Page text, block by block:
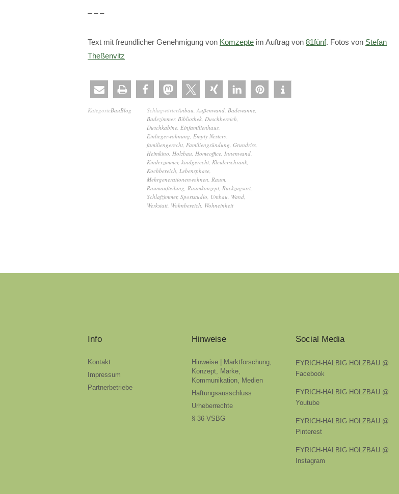
– – –
Text mit freundlicher Genehmigung von Komzepte im Auftrag von 81fünf. Fotos von Stefan
Theßenvitz
KategorieBauBlog SchlagwörterAnbau Außenwand Badewanne
Badezimmer, Bibliothek Duschbereich
Duschkabine Einfamilienhaus
Einliegerwohnung Empty Nesters
familiengerecht Familiengründung Grundriss
Heimkino Holzbau Homeoffice Innenwand
Kinderzimmer, kindgerecht Kleiderschrank
Kochbereich Lebensphase
Mehrgenerationenwohnen Raum
Raumaufteilung Raumkonzept Rückzugsort
Schlafzimmer, Sportstudio Umbau Wand
Werkstatt Wohnbereich Wohneinheit
Info
Kontakt
Impressum
Partnerbetriebe
Hinweise
Hinweise | Marktforschung,
Konzept, Marke,
Kommunikation, Medien
Haftungsausschluss
Urheberrechte
§ 36 VSBG
Social Media
EYRICH-HALBIG HOLZBAU @
Facebook
EYRICH-HALBIG HOLZBAU @
Youtube
EYRICH-HALBIG HOLZBAU @
Pinterest
EYRICH-HALBIG HOLZBAU @
Instagram